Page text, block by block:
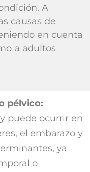
A
causas de
en cuenta
a adultos
pélvico:
puede ocurrir en
el embarazo y
ya
o